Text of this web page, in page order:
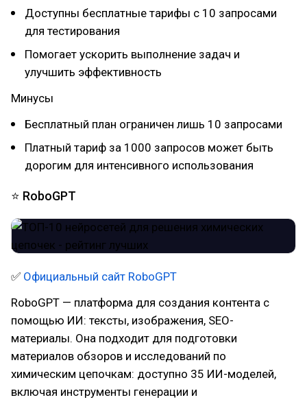
Доступны бесплатные тарифы с 10 запросами
для тестирования
Помогает ускорить выполнение задач и
улучшить эффективность
Минусы
Бесплатный план ограничен лишь 10 запросами
Платный тариф за 1000 запросов может быть
дорогим для интенсивного использования
⭐ RoboGPT
✅ Официальный сайт RoboGPT
RoboGPT — платформа для создания контента с
помощью ИИ: тексты, изображения, SEO-
материалы. Она подходит для подготовки
материалов обзоров и исследований по
химическим цепочкам: доступно 35 ИИ-моделей,
включая инструменты генерации и